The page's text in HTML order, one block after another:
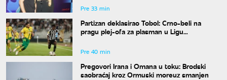
Pre 33 min
Partizan deklasirao Tobol: Crno-beli na
pragu plej-ofa za plasman u Ligu
Pre 40 min
Pregovori Irana i Omana u toku: Brodski
saobraćaj kroz Ormuski moreuz smanjen